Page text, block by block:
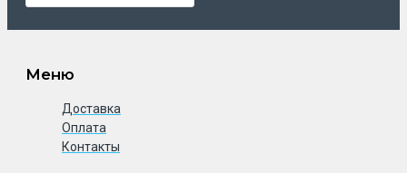
Меню
Доставка
Оплата
Контакты